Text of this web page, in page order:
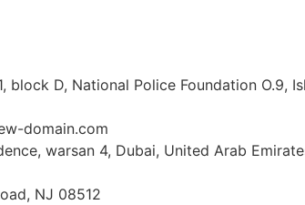
block D, National Police Foundation O.9,
domain.com
warsan 4, Dubai, United Arab
NJ 08512